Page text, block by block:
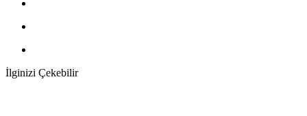
İlginizi Çekebilir